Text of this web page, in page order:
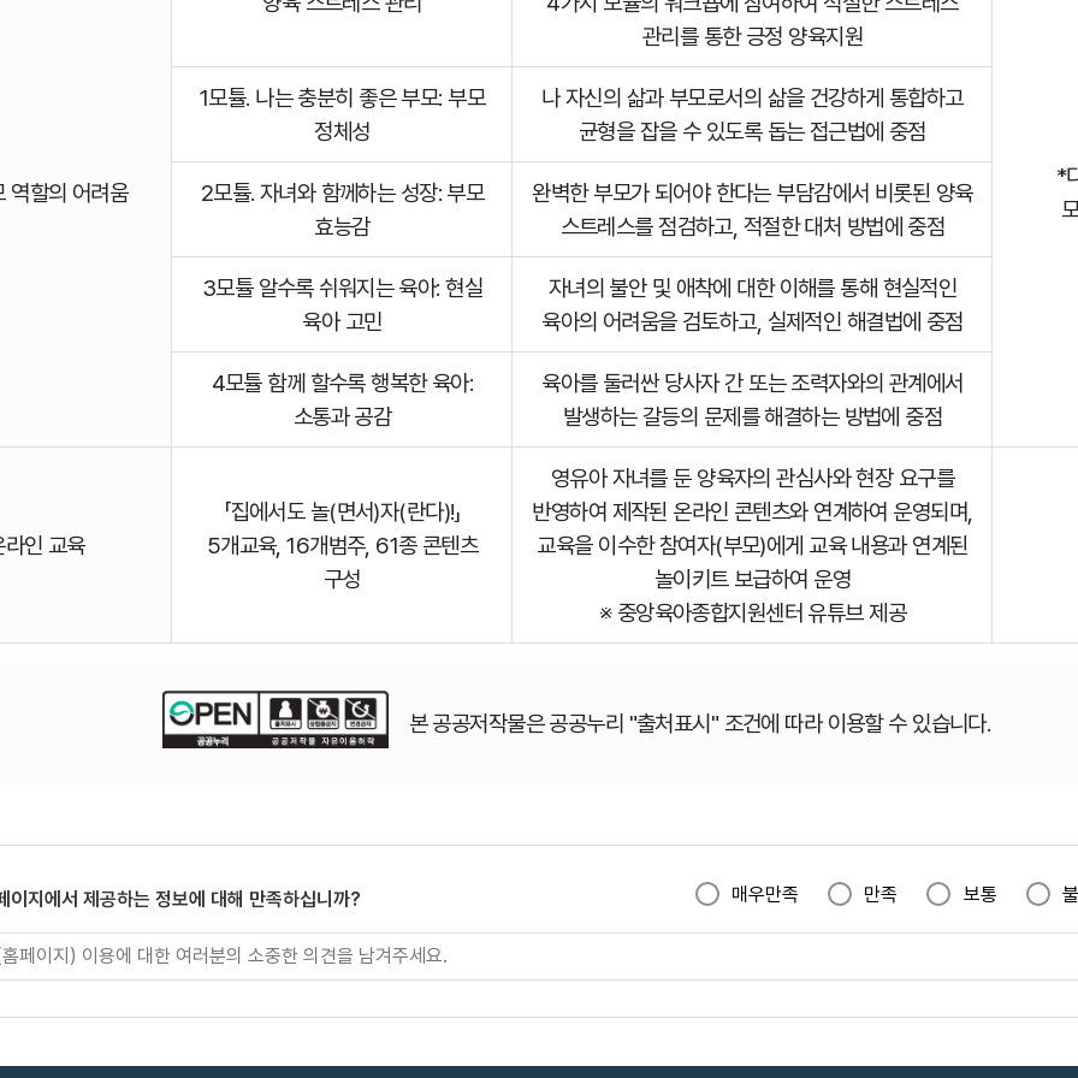
역할의 어려움
관리를 통한 긍정 양육지원
*
1모튤. 나는 충분히 좋은 부모: 부모
정체성
나 자신의 삶과 부모로서의 삶을 건강하게 통합하고
균형을 잡을 수 있도록 돕는 접근법에 중점
2모튤. 자녀와 함께하는 성장: 부모
효능감
완벽한 부모가 되어야 한다는 부담감에서 비롯된 양육
스트레스를 점검하고, 적절한 대처 방법에 중점
3모튤 알수록 쉬워지는 육아: 현실
육아 고민
자녀의 불안 및 애착에 대한 이해를 통해 현실적인
육아의 어려움을 검토하고, 실제적인 해결법에 중점
4모튤 함께 할수록 행복한 육아:
소통과 공감
육아를 둘러싼 당사자 간 또는 조력자와의 관계에서
발생하는 갈등의 문제를 해결하는 방법에 중점
라인 교육
「집에서도 놀(면서)자(란다)!」
5개교육, 16개범주, 61종 콘텐츠
구성
영유아 자녀를 둔 양육자의 관심사와 현장 요구를
반영하여 제작된 온라인 콘텐츠와 연계하여 운영되며,
교육을 이수한 참여자(부모)에게 교육 내용과 연계된
놀이키트 보급하여 운영
※ 중앙육아종합지원센터 유튜브 제공
본 공공저작물은 공공누리 "출처표시" 조건에 따라 이용할 수 있습니다.
이지에서 제공하는 정보에 대해 만족하십니까? 매우만족 만족 보통